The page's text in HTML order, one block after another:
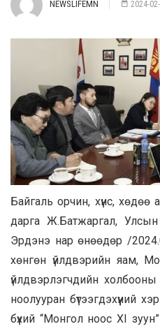
NEWSLIFEMN 2024-
Байгаль орчин, хүнс,
дарга Ж.Батжаргал,
Эрдэнэ нар өнөөдөр /
хөнгөн үйлдвэрийн яам,
үйлдвэрлэгчдийн
ноолууран бүтээгдэхүүний
бүхий “Монгол ноос XI